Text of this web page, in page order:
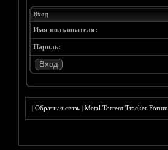
Вход
Имя пользователя:
Пароль:
|Обратная связь |Metal Torrent Tracker Forum